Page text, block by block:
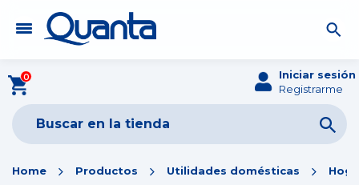
0
Iniciar sesión
Registrarme
Home Productos Utilidades domésticas